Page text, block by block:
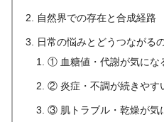
自然界での存在と合成経路
日常の悩みとどうつながる
① 血糖値・代謝が気にな
② 炎症・不調が続きやす
③ 肌トラブル・乾燥が気